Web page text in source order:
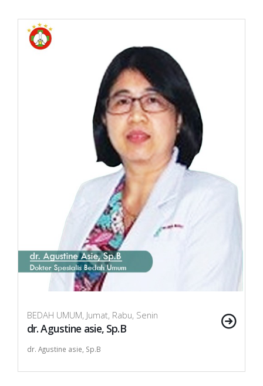
BEDAH UMUM, Jumat, Rabu, Senin
dr. Agustine asie, Sp.B
dr. Agustine asie, Sp.B